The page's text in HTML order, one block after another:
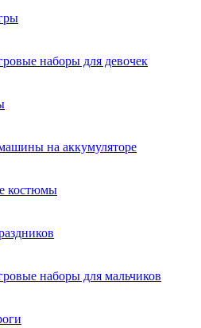
наборы для девочек
на аккумуляторе
костюмы
наборы для мальчиков